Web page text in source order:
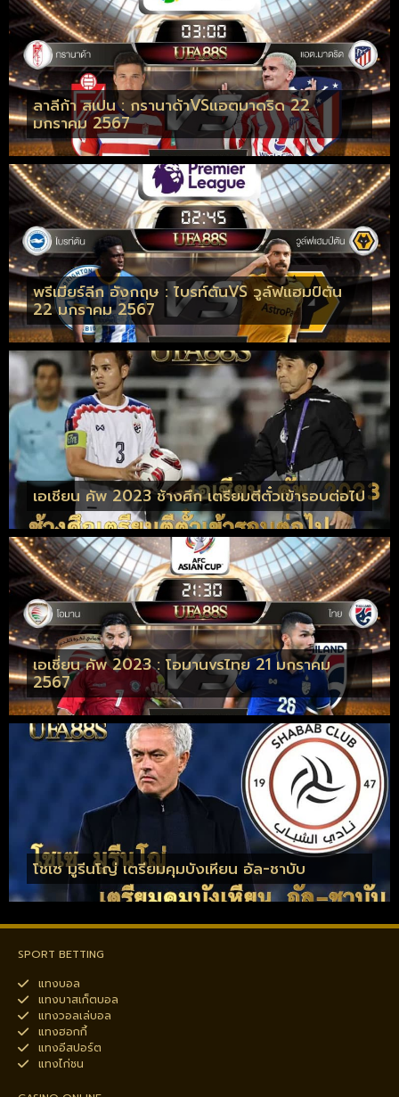
ลาลีก้า สเปน : กรานาด้าVSแอตมาดริด 22
มกราคม 2567
พรีเมียร์ลีก อังกฤษ : ไบรท์ตันVS วูล์ฟแฮมป์ตัน
22 มกราคม 2567
เอเชียน คัพ 2023 ช้างศึก เตรียมตีตั๋วเข้ารอบต่อไป
เอเชี่ยน คัพ 2023 : โอมานvsไทย 21 มกราคม
2567
โชเซ มูรีนโญ่ เตรียมคุมบังเหียน อัล-ชาบับ
SPORT BETTING
แทงบอล
แทงบาสเก็ตบอล
แทงวอลเล่บอล
แทงฮอกกี้
แทงอีสปอร์ต
แทงไก่ชน